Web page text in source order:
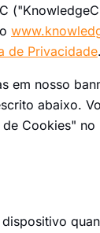
de Privacidade.
em nosso
abaixo.
Cookies" no